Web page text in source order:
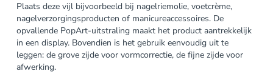
Plaats deze vijl bijvoorbeeld bij nagelriemolie, voetcrème,
nagelverzorgingsproducten of manicureaccessoires. De
opvallende PopArt-uitstraling maakt het product aantrekkelijk
in een display. Bovendien is het gebruik eenvoudig uit te
leggen: de grove zijde voor vormcorrectie, de fijne zijde voor
afwerking.